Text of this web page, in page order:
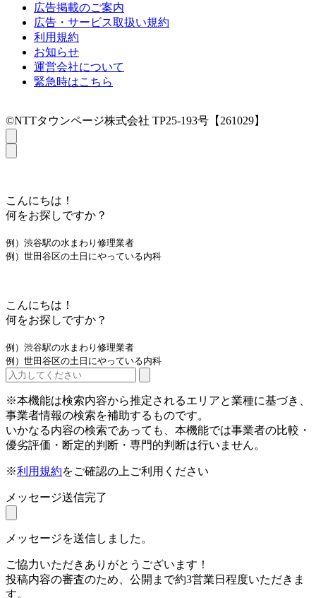
広告掲載のご案内
広告・サービス取扱い規約
利用規約
お知らせ
運営会社について
緊急時はこちら
©NTTタウンページ株式会社 TP25-193号【261029】
こんにちは！
何をお探しですか？
例）渋谷駅の水まわり修理業者
例）世田谷区の土日にやっている内科
こんにちは！
何をお探しですか？
例）渋谷駅の水まわり修理業者
例）世田谷区の土日にやっている内科
※本機能は検索内容から推定されるエリアと業種に基づき、
事業者情報の検索を補助するものです。
いかなる内容の検索であっても、本機能では事業者の比較・
優劣評価・断定的判断・専門的判断は行いません。
※利用規約をご確認の上ご利用ください
メッセージ送信完了
メッセージを送信しました。
ご協力いただきありがとうございます！
投稿内容の審査のため、公開まで約3営業日程度いただきま
す。